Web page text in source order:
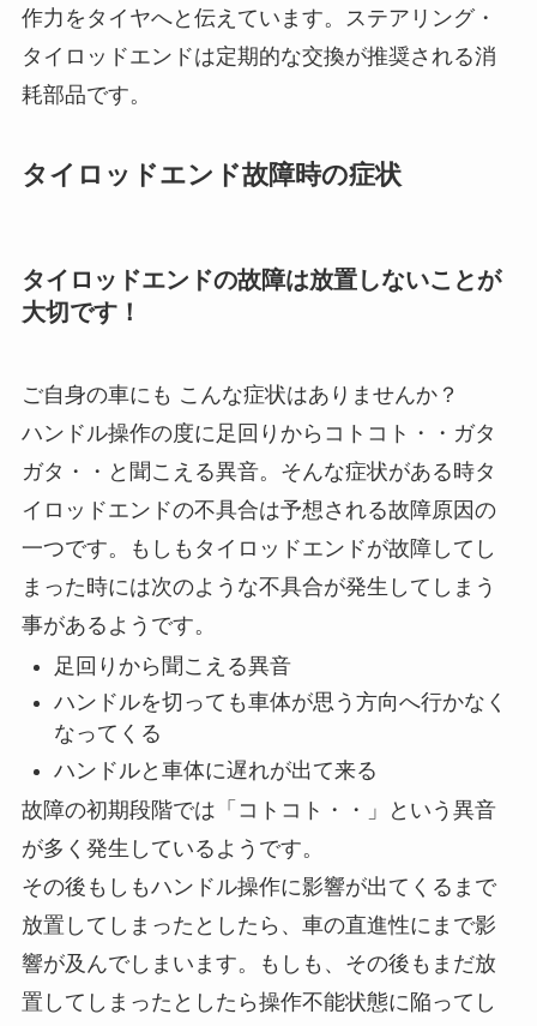
作力をタイヤへと伝えています。ステアリング・
タイロッドエンドは定期的な交換が推奨される消
耗部品です。
タイロッドエンド故障時の症状
タイロッドエンドの故障は放置しないことが
大切です！
ご自身の車にも こんな症状はありませんか？
ハンドル操作の度に足回りからコトコト・・ガタ
ガタ・・と聞こえる異音。そんな症状がある時タ
イロッドエンドの不具合は予想される故障原因の
一つです。もしもタイロッドエンドが故障してし
まった時には次のような不具合が発生してしまう
事があるようです。
足回りから聞こえる異音
ハンドルを切っても車体が思う方向へ行かなく
なってくる
ハンドルと車体に遅れが出て来る
故障の初期段階では「コトコト・・」という異音
が多く発生しているようです。
その後もしもハンドル操作に影響が出てくるまで
放置してしまったとしたら、車の直進性にまで影
響が及んでしまいます。もしも、その後もまだ放
置してしまったとしたら操作不能状態に陥ってし